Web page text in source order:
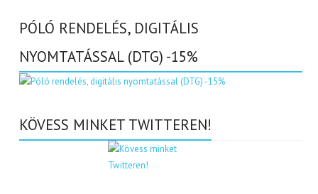
PÓLÓ RENDELÉS, DIGITÁLIS
NYOMTATÁSSAL (DTG) -15%
KÖVESS MINKET TWITTEREN!